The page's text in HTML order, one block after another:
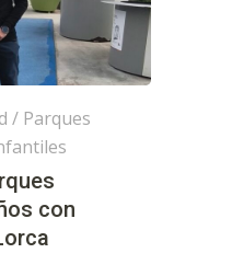
/ Parques
con